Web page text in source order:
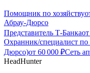
Помощник по хозяйству
Абрау-Дюрсо
Представитель Т-Банкаот
Охранник/специалист по
Дюрсо)от 60 000 ₽Сеть
HeadHunter